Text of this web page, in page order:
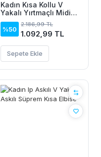
Kadın Kısa Kollu V
Yakalı Yırtmaçlı Midi
Boy Viskon Elbise
%50
2.186,99 TL
1.092,99 TL
Sepete Ekle